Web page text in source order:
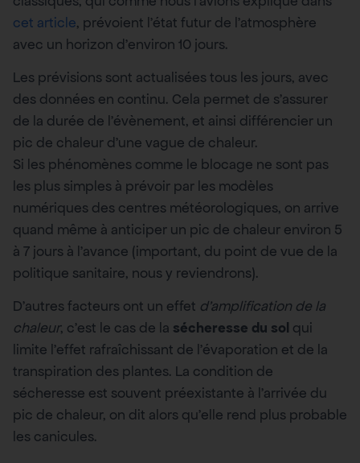
cet article, prévoient l’état futur de l’atmosphère
avec un horizon d’environ 10 jours.
Les prévisions sont actualisées tous les jours, avec
des données en continu. Cela permet de s’assurer
de la durée de l’évènement, et ainsi différencier un
pic de chaleur d’une vague de chaleur.
Si les phénomènes comme le blocage ne sont pas
les plus simples à prévoir par les modèles
numériques des centres météorologiques, on arrive
quand même à anticiper un pic de chaleur environ 5
à 7 jours à l’avance (important, du point de vue de la
politique sanitaire, nous y reviendrons).
D’autres facteurs ont un effet d’amplification de la
chaleur, c’est le cas de la sécheresse du sol qui
limite l’effet rafraîchissant de l’évaporation et de la
transpiration des plantes. La condition de
sécheresse est souvent préexistante à l’arrivée du
pic de chaleur, on dit alors qu’elle rend plus probable
les canicules.